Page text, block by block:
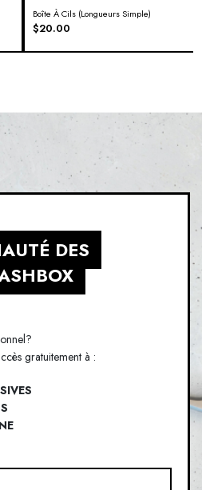
Boîte À Cils (longueurs Simple)
$20.00
DES
gratuitement à :